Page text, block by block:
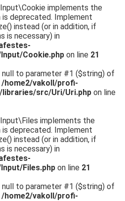
implements the
deprecated. Implement
instead (or in addition, if
is necessary) in
Cookie.php on line 21
null to parameter #1 ($string) of
/home2/vakoll/profi-
src/Uri/Uri.php on line
implements the
deprecated. Implement
instead (or in addition, if
is necessary) in
Files.php on line 21
null to parameter #1 ($string) of
/home2/vakoll/profi-